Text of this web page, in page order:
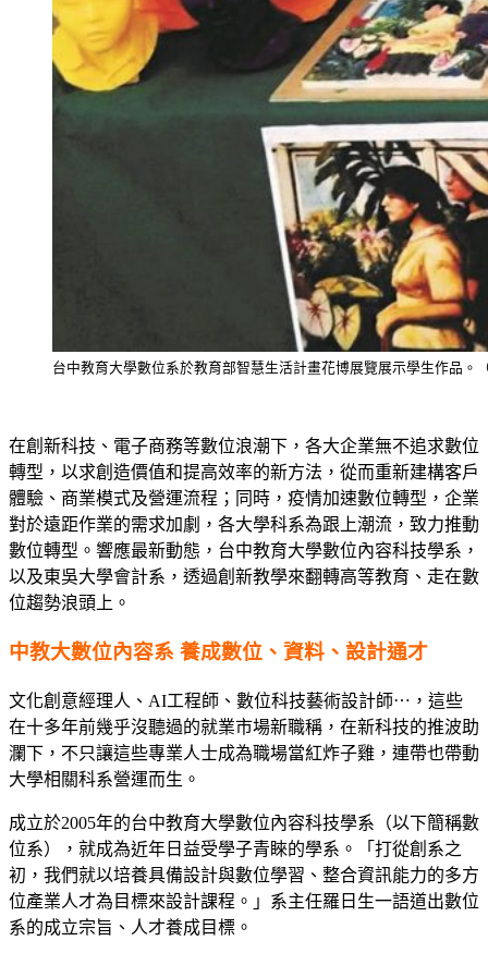
台中教育大學數位系於教育部智慧生活計畫花博展覽展示學生作品。
在創新科技、電子商務等數位浪潮下，各大企業無不追求數位
轉型，以求創造價值和提高效率的新方法，從而重新建構客戶
體驗、商業模式及營運流程；同時，疫情加速數位轉型，企業
對於遠距作業的需求加劇，各大學科系為跟上潮流，致力推動
數位轉型。響應最新動態，台中教育大學數位內容科技學系，
以及東吳大學會計系，透過創新教學來翻轉高等教育、走在數
位趨勢浪頭上。
中教大數位內容系 養成數位、資料、設計通才
文化創意經理人、AI工程師、數位科技藝術設計師⋯，這些
在十多年前幾乎沒聽過的就業市場新職稱，在新科技的推波助
瀾下，不只讓這些專業人士成為職場當紅炸子雞，連帶也帶動
大學相關科系營運而生。
成立於2005年的台中教育大學數位內容科技學系（以下簡稱數
位系），就成為近年日益受學子青睞的學系。「打從創系之
初，我們就以培養具備設計與數位學習、整合資訊能力的多方
位產業人才為目標來設計課程。」系主任羅日生一語道出數位
系的成立宗旨、人才養成目標。